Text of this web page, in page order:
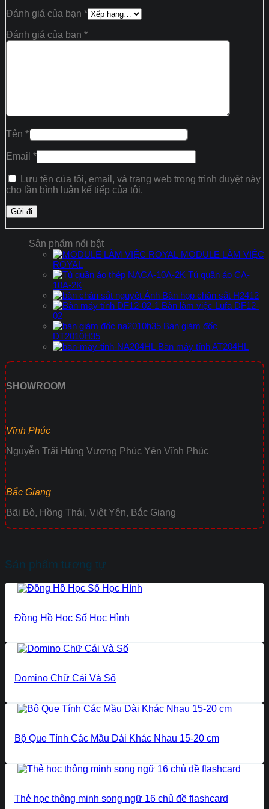
Đánh giá của bạn *
Đánh giá của bạn *
Tên *
Email *
Lưu tên của tôi, email, và trang web trong trình duyệt này
cho lần bình luận kế tiếp của tôi.
Sản phẩm nổi bật
MODULE LÀM VIỆC
ROYAL
Tủ quần áo CA-
10A-2K
Bàn họp chân sắt H2412
Bàn làm việc Lufa DF12-
02
Bàn giám đốc
DT2010H35
Bàn máy tính AT204HL
SHOWROOM
Vĩnh Phúc
Nguyễn Trãi Hùng Vương Phúc Yên Vĩnh Phúc
Bắc Giang
Bãi Bò, Hồng Thái, Việt Yên, Bắc Giang
Sản phẩm tương tự
Đồng Hồ Học Số Học Hình
Domino Chữ Cái Và Số
Bộ Que Tính Các Mầu Dài Khác Nhau 15-20 cm
Thẻ học thông minh song ngữ 16 chủ đề flashcard